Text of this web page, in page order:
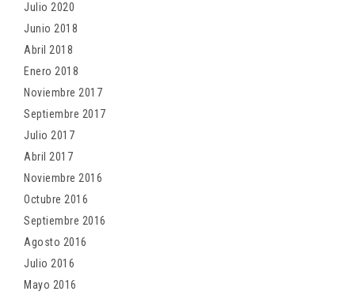
Julio 2020
Junio 2018
Abril 2018
Enero 2018
Noviembre 2017
Septiembre 2017
Julio 2017
Abril 2017
Noviembre 2016
Octubre 2016
Septiembre 2016
Agosto 2016
Julio 2016
Mayo 2016